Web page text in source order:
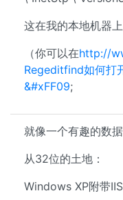
这在我的本地机器上
（你可以在http://
Regeditfind如何打
&#xFF09;
就像一个有趣的数据
从32位的土地：
Windows XP附带IIS